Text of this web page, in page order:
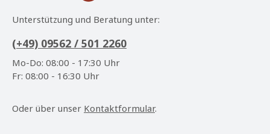
Unterstützung und Beratung unter:
(+49) 09562 / 501 2260
Mo-Do: 08:00 - 17:30 Uhr
Fr: 08:00 - 16:30 Uhr
Oder über unser Kontaktformular.